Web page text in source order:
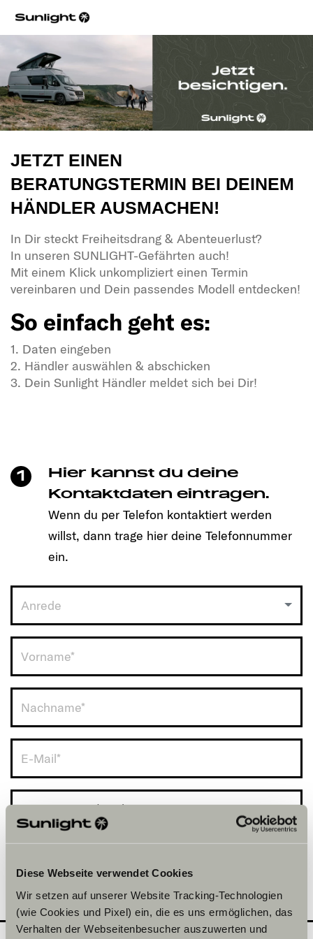
Diese Webseite verwendet Cookies
Wir setzen auf unserer Website Tracking-Technologien
(wie Cookies und Pixel) ein, die es uns ermöglichen, das
Verhalten der Webseitenbesucher auszuwerten und
JETZT EINEN
BERATUNGSTERMIN BEI DEINEM
HÄNDLER AUSMACHEN!
In Dir steckt Freiheitsdrang & Abenteuerlust?
In unseren SUNLIGHT-Gefährten auch!
Mit einem Klick unkompliziert einen Termin
vereinbaren und Dein passendes Modell entdecken!
So einfach geht es:
1. Daten eingeben
2. Händler auswählen & abschicken
3. Dein Sunlight Händler meldet sich bei Dir!
So einfach geht es:
1. Daten eingeben
2. Händler auswählen & abschicken
3. Dein Sunlight Händler meldet sich bei Dir!
1
Hier kannst du deine
Kontaktdaten eintragen.
Wenn du per Telefon kontaktiert werden
willst, dann trage hier deine Telefonnummer
ein.
Anrede
Deutschland (+49)